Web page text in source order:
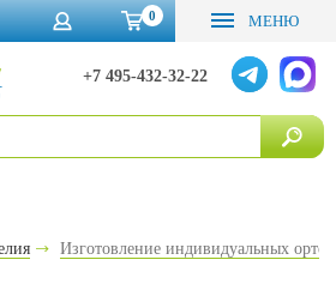
0 МЕНЮ
+7 495-432-32-22
Изготовление индивидуальных